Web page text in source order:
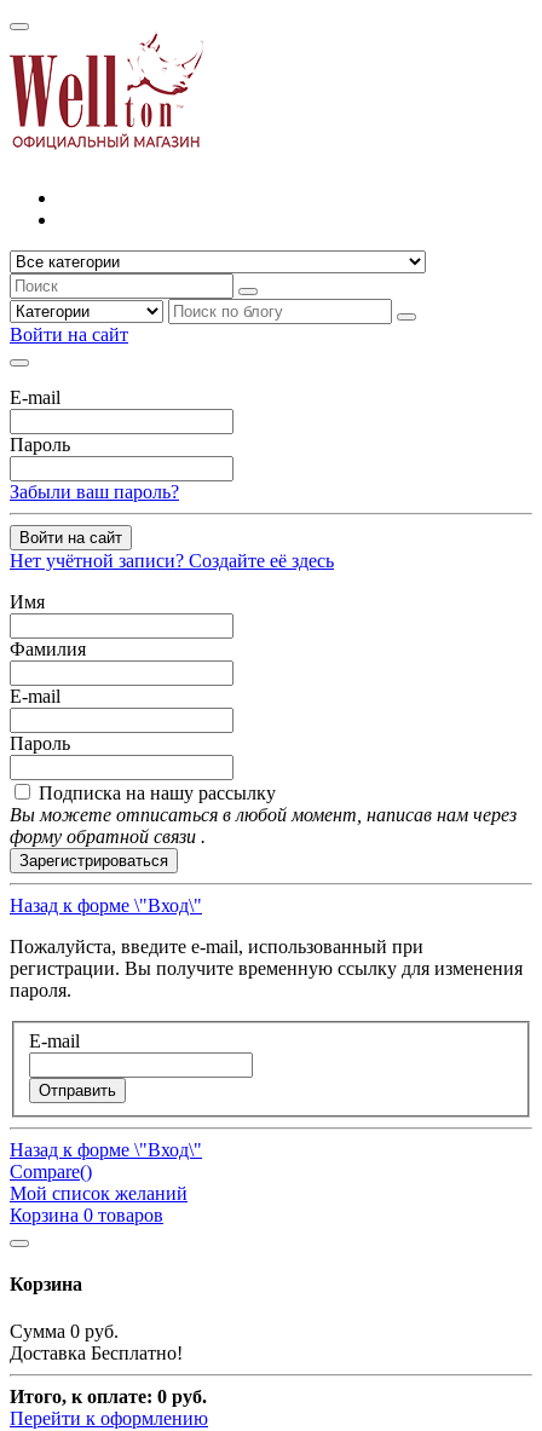
Войти на сайт
E-mail
Пароль
Забыли ваш пароль?
Войти на сайт
Нет учётной записи? Создайте её здесь
Имя
Фамилия
E-mail
Пароль
Подписка на нашу рассылку
Вы можете отписаться в любой момент, написав нам через
форму обратной связи .
Зарегистрироваться
Назад к форме \"Вход\"
Пожалуйста, введите e-mail, использованный при
регистрации. Вы получите временную ссылку для изменения
пароля.
E-mail
Отправить
Назад к форме \"Вход\"
Compare()
Мой список желаний
Корзина 0 товаров
Корзина
Сумма 0 руб.
Доставка Бесплатно!
Итого, к оплате: 0 руб.
Перейти к оформлению